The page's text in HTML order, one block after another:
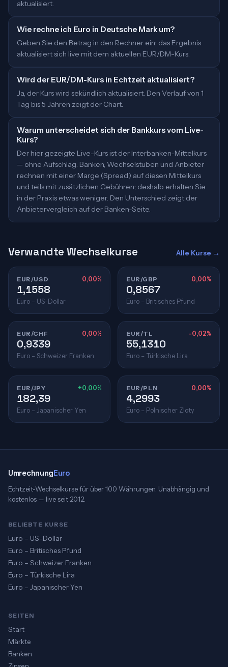
aktualisiert.
Wie rechne ich Euro in Deutsche Mark um?
Geben Sie den Betrag in den Rechner ein; das Ergebnis
aktualisiert sich live mit dem aktuellen EUR/DM-Kurs.
Wird der EUR/DM-Kurs in Echtzeit aktualisiert?
Ja, der Kurs wird sekündlich aktualisiert. Den Verlauf von 1
Tag bis 5 Jahren zeigt der Chart.
Warum unterscheidet sich der Bankkurs vom Live-
Kurs?
Der hier gezeigte Live-Kurs ist der Interbanken-Mittelkurs
— ohne Aufschlag. Banken, Wechselstuben und Anbieter
rechnen mit einer Marge (Spread) auf diesen Mittelkurs
und teils mit zusätzlichen Gebühren; deshalb erhalten Sie
in der Praxis etwas weniger. Den Unterschied zeigt der
Anbietervergleich auf der Banken-Seite.
Verwandte Wechselkurse Alle Kurse →
EUR/USD 0,00%
1,1558
Euro – US-Dollar
EUR/GBP 0,00%
0,8567
Euro – Britisches Pfund
EUR/CHF 0,00%
0,9339
Euro – Schweizer Franken
EUR/TL -0,02%
55,1310
Euro – Türkische Lira
EUR/JPY +0,00%
182,39
Euro – Japanischer Yen
EUR/PLN 0,00%
4,2993
Euro – Polnischer Zloty
UmrechnungEuro
Echtzeit-Wechselkurse für über 100 Währungen. Unabhängig und
kostenlos — live seit 2012.
BELIEBTE KURSE
Euro – US-Dollar
Euro – Britisches Pfund
Euro – Schweizer Franken
Euro – Türkische Lira
Euro – Japanischer Yen
SEITEN
Start
Märkte
Banken